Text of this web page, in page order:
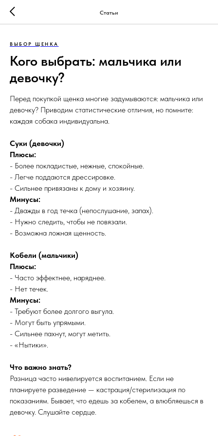
Статьи
ВЫБОР ЩЕНКА
Кого выбрать: мальчика или
девочку?
Перед покупкой щенка многие задумываются: мальчика или
девочку? Приводим статистические отличия, но помните:
каждая собака индивидуальна.
Суки (девочки)
Плюсы:
- Более покладистые, нежные, спокойные.
- Легче поддаются дрессировке.
- Сильнее привязаны к дому и хозяину.
Минусы:
- Дважды в год течка (непослушание, запах).
- Нужно следить, чтобы не повязали.
- Возможна ложная щенность.
Кобели (мальчики)
Плюсы:
- Часто эффектнее, наряднее.
- Нет течек.
Минусы:
- Требуют более долгого выгула.
- Могут быть упрямыми.
- Сильнее пахнут, могут метить.
- «Нытики».
Что важно знать?
Разница часто нивелируется воспитанием. Если не
планируете разведение — кастрация/стерилизация по
показаниям. Бывает, что едешь за кобелем, а влюбляешься в
девочку. Слушайте сердце.